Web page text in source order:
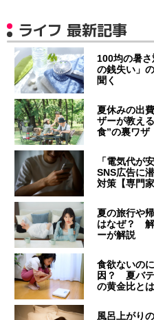
ライフ 最新記事
100均の暑
の銭失い」
聞く
夏休みの出
ザーが教え
食”の裏ワザ
「電気代が
SNS広告に
対策【専門家
夏の旅行や
はなぜ？ 解
ーが解説
食欲ないの
因？ 夏バテ
の黄金比と
風呂上がり